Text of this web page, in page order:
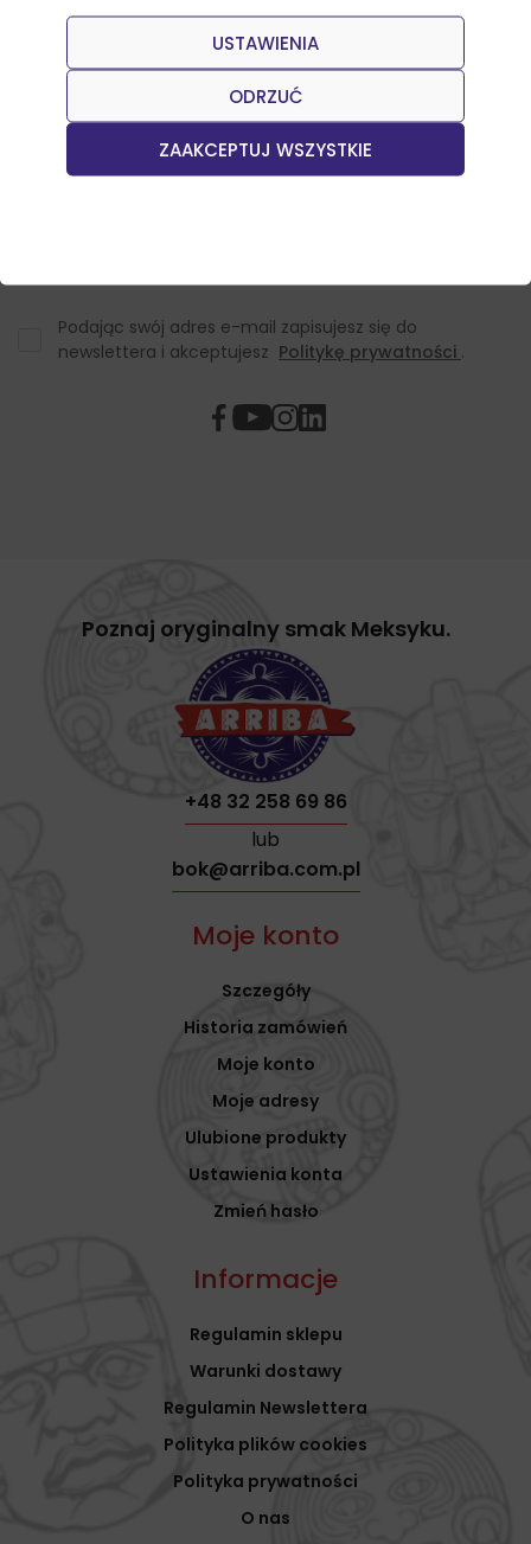
ZAAKCEPTUJ WSZYSTKIE
ODRZUĆ
USTAWIENIA
Dołącz do naszego Newslettera
Otrzymuj informacje o nowościach w sklepie oraz
Podając swój adres e-mail zapisujesz się do
newslettera i akceptujesz Politykę prywatności .
Poznaj oryginalny smak Meksyku.
+48 32 258 69 86
lub
bok@arriba.com.pl
Moje konto
Szczegóły
Historia zamówień
Moje konto
Moje adresy
Ulubione produkty
Ustawienia konta
Zmień hasło
Informacje
Regulamin sklepu
Warunki dostawy
Regulamin Newslettera
Polityka plików cookies
Polityka prywatności
O nas